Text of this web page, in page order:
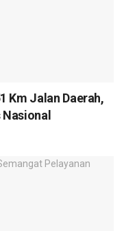
Km Jalan Daerah,